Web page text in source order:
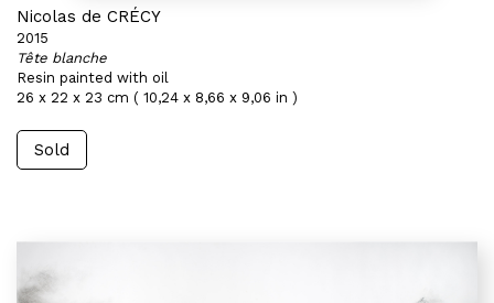
Nicolas de CRÉCY
2015
Tête blanche
Resin painted with oil
26 x 22 x 23 cm ( 10,24 x 8,66 x 9,06 in )
Sold